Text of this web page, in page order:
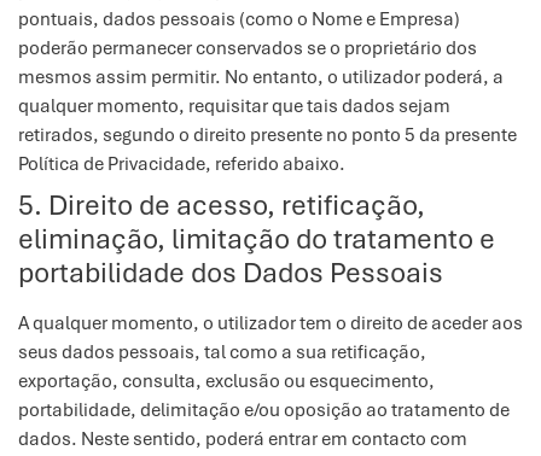
pontuais, dados pessoais (como o Nome e Empresa)
poderão permanecer conservados se o proprietário dos
mesmos assim permitir. No entanto, o utilizador poderá, a
qualquer momento, requisitar que tais dados sejam
retirados, segundo o direito presente no ponto 5 da presente
Política de Privacidade, referido abaixo.
5. Direito de acesso, retificação,
eliminação, limitação do tratamento e
portabilidade dos Dados Pessoais
A qualquer momento, o utilizador tem o direito de aceder aos
seus dados pessoais, tal como a sua retificação,
exportação, consulta, exclusão ou esquecimento,
portabilidade, delimitação e/ou oposição ao tratamento de
dados. Neste sentido, poderá entrar em contacto com